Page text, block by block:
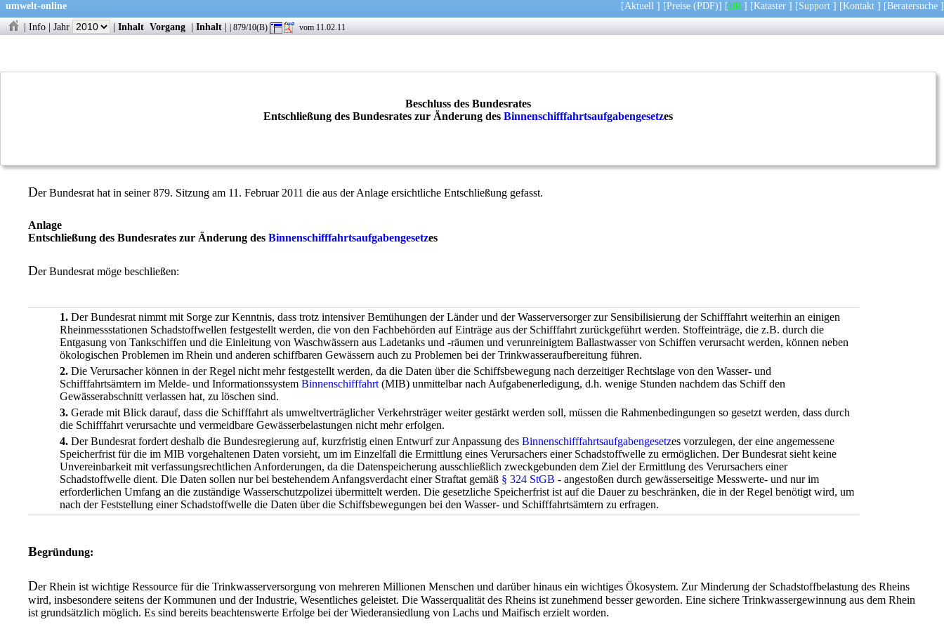
umwelt-online [Aktuell ] [Preise (PDF)] [BR ] [Kataster ] [Support ] [Kontakt ] [Beratersuche ]
| Info | Jahr | Inhalt Vorgang | Inhalt | | 879/10(B) vom 11.02.11
Beschluss des Bundesrates
Entschließung des Bundesrates zur Änderung des Binnenschifffahrtsaufgabengesetzes
Der Bundesrat hat in seiner 879. Sitzung am 11. Februar 2011 die aus der Anlage ersichtliche Entschließung gefasst.
Anlage
Entschließung des Bundesrates zur Änderung desBinnenschifffahrtsaufgabengesetzes
Der Bundesrat möge beschließen:
1. Der Bundesrat nimmt mit Sorge zur Kenntnis, dass trotz intensiver Bemühungen der Länder und der Wasserversorger zur Sensibilisierung der Schifffahrt weiterhin an einigen
Rheinmessstationen Schadstoffwellen festgestellt werden, die von den Fachbehörden auf Einträge aus der Schifffahrt zurückgeführt werden. Stoffeinträge, die z.B. durch die
Entgasung von Tankschiffen und die Einleitung von Waschwässern aus Ladetanks und -räumen und verunreinigtem Ballastwasser von Schiffen verursacht werden, können neben
ökologischen Problemen im Rhein und anderen schiffbaren Gewässern auch zu Problemen bei der Trinkwasseraufbereitung führen.
2. Die Verursacher können in der Regel nicht mehr festgestellt werden, da die Daten über die Schiffsbewegung nach derzeitiger Rechtslage von den Wasser- und
Schifffahrtsämtern im Melde- und InformationssystemBinnenschifffahrt (MIB) unmittelbar nach Aufgabenerledigung, d.h. wenige Stunden nachdem das Schiff den
Gewässerabschnitt verlassen hat, zu löschen sind.
3. Gerade mit Blick darauf, dass die Schifffahrt als umweltverträglicher Verkehrsträger weiter gestärkt werden soll, müssen die Rahmenbedingungen so gesetzt werden, dass durch
die Schifffahrt verursachte und vermeidbare Gewässerbelastungen nicht mehr erfolgen.
4. Der Bundesrat fordert deshalb die Bundesregierung auf, kurzfristig einen Entwurf zur Anpassung desBinnenschifffahrtsaufgabengesetzes vorzulegen, der eine angemessene
Speicherfrist für die im MIB vorgehaltenen Daten vorsieht, um im Einzelfall die Ermittlung eines Verursachers einer Schadstoffwelle zu ermöglichen. Der Bundesrat sieht keine
Unvereinbarkeit mit verfassungsrechtlichen Anforderungen, da die Datenspeicherung ausschließlich zweckgebunden dem Ziel der Ermittlung des Verursachers einer
Schadstoffwelle dient. Die Daten sollen nur bei bestehendem Anfangsverdacht einer Straftat gemäß § 324 StGB - angestoßen durch gewässerseitige Messwerte- und nur im
erforderlichen Umfang an die zuständige Wasserschutzpolizei übermittelt werden. Die gesetzliche Speicherfrist ist auf die Dauer zu beschränken, die in der Regel benötigt wird, um
nach der Feststellung einer Schadstoffwelle die Daten über die Schiffsbewegungen bei den Wasser- und Schifffahrtsämtern zu erfragen.
Begründung:
Der Rhein ist wichtige Ressource für die Trinkwasserversorgung von mehreren Millionen Menschen und darüber hinaus ein wichtiges Ökosystem. Zur Minderung der Schadstoffbelastung des Rheins
wird, insbesondere seitens der Kommunen und der Industrie, Wesentliches geleistet. Die Wasserqualität des Rheins ist zunehmend besser geworden. Eine sichere Trinkwassergewinnung aus dem Rhein
ist grundsätzlich möglich. Es sind bereits beachtenswerte Erfolge bei der Wiederansiedlung von Lachs und Maifisch erzielt worden.